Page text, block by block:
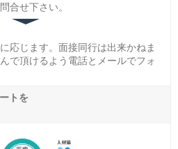
合せ下さい。
応じます。面接同行は出来かねま
で頂けるよう電話とメールでフォ
トを